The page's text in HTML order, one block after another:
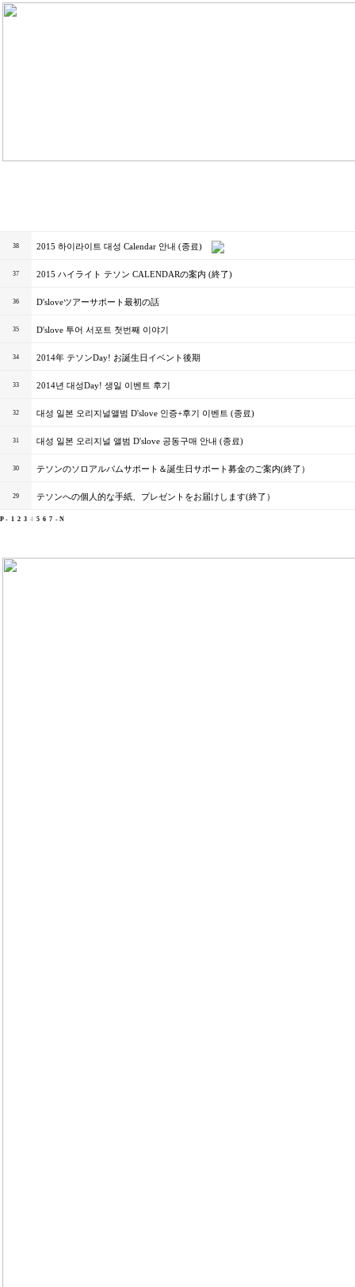
38 2015 하이라이트 대성 Calendar 안내 (종료)
37 2015 ハイライト テソン CALENDARの案内 (終了)
36 D'sloveツアーサポート最初の話
35 D'slove 투어 서포트 첫번째 이야기
34 2014年 テソンDay! お誕生日イベント後期
33 2014년 대성Day! 생일 이벤트 후기
32 대성 일본 오리지널앨범 D'slove 인증+후기 이벤트 (종료)
31 대성 일본 오리지널 앨범 D'slove 공동구매 안내 (종료)
30 テソンのソロアルバムサポート＆誕生日サポート募金のご案内(終了）
29 テソンへの個人的な手紙、プレゼントをお届けします(終了）
P - 1 2 3 4 5 6 7 - N